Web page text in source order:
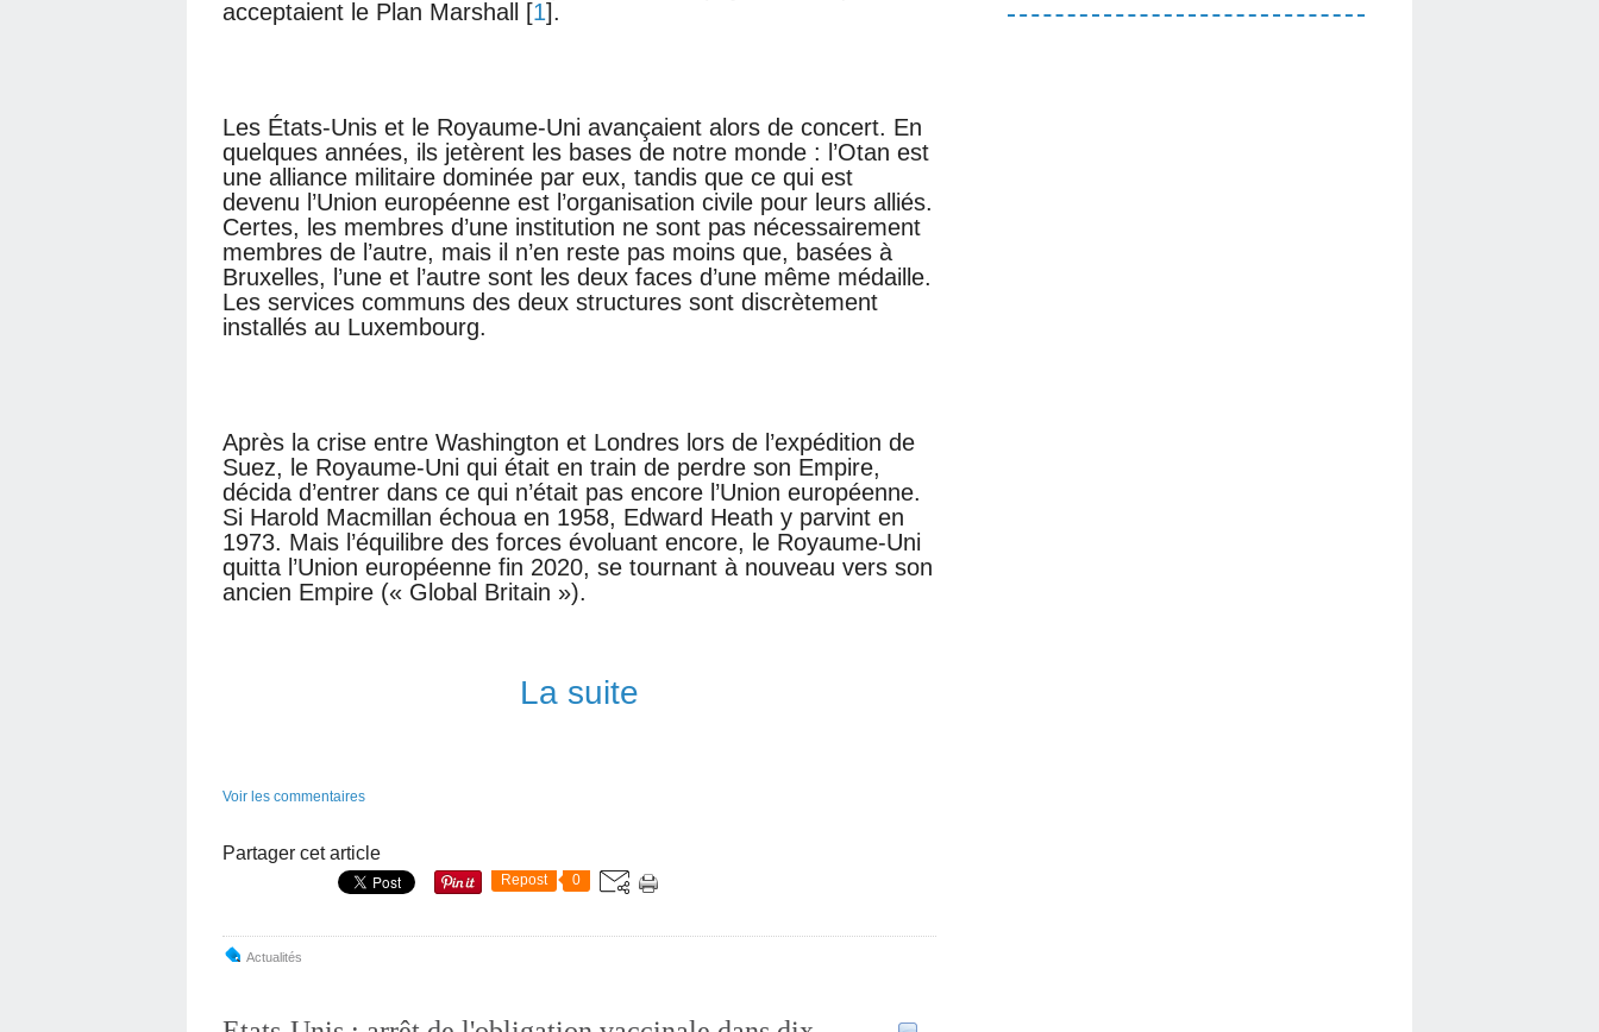
acceptaient le Plan Marshall [1].
Les États-Unis et le Royaume-Uni avançaient alors de concert. En
quelques années, ils jetèrent les bases de notre monde : l’Otan est
une alliance militaire dominée par eux, tandis que ce qui est
devenu l’Union européenne est l’organisation civile pour leurs alliés.
Certes, les membres d’une institution ne sont pas nécessairement
membres de l’autre, mais il n’en reste pas moins que, basées à
Bruxelles, l’une et l’autre sont les deux faces d’une même médaille.
Les services communs des deux structures sont discrètement
installés au Luxembourg.
Après la crise entre Washington et Londres lors de l’expédition de
Suez, le Royaume-Uni qui était en train de perdre son Empire,
décida d’entrer dans ce qui n’était pas encore l’Union européenne.
Si Harold Macmillan échoua en 1958, Edward Heath y parvint en
1973. Mais l’équilibre des forces évoluant encore, le Royaume-Uni
quitta l’Union européenne fin 2020, se tournant à nouveau vers son
ancien Empire (« Global Britain »).
La suite
Voir les commentaires
Partager cet article
Repost 0
Actualités